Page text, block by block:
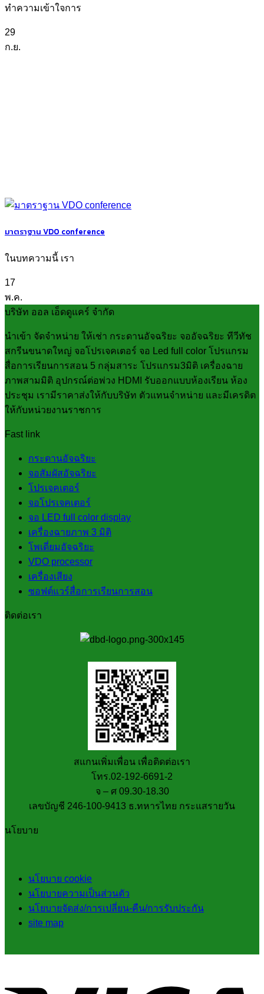
ทำความเข้าใจการ
29
ก.ย.
มาตราฐาน VDO conference
ในบทความนี้ เรา
17
พ.ค.
บริษัท ออล เอ็ดดูแคร์ จำกัด
นำเข้า จัดจำหน่าย ให้เช่า กระดานอัจฉริยะ จออัจฉริยะ ทีวีทัช
สกรีนขนาดใหญ่ จอโปรเจคเตอร์ จอ Led full color โปรแกรม
สื่อการเรียนการสอน 5 กลุ่มสาระ โปรแกรม3มิติ เครื่องฉาย
ภาพสามมิติ อุปกรณ์ต่อพ่วง HDMI รับออกแบบห้องเรียน ห้อง
ประชุม เรามีราคาส่งให้กับบริษัท ตัวแทนจำหน่าย และมีเครดิต
ให้กับหน่วยงานราชการ
Fast link
กระดานอัจฉริยะ
จอสัมผัสอัจฉริยะ
โปรเจคเตอร์
จอโปรเจคเตอร์
จอ LED full color display
เครื่องฉายภาพ 3 มิติ
โพเดี่ยมอัจฉริยะ
VDO processor
เครื่องเสียง
ซอฟต์แวร์สื่อการเรียนการสอน
ติดต่อเรา
สแกนเพิ่มเพื่อน เพื่อติดต่อเรา
โทร.02-192-6691-2
จ – ศ 09.30-18.30
เลขบัญชี 246-100-9413 ธ.ทหารไทย กระแสรายวัน
นโยบาย
นโยบาย cookie
นโยบายความเป็นส่วนตัว
นโยบายจัดส่ง/การเปลี่ยน-คืน/การรับประกัน
site map